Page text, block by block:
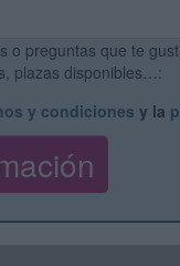
o preguntas que te
plazas disponibles…:
y condiciones y la